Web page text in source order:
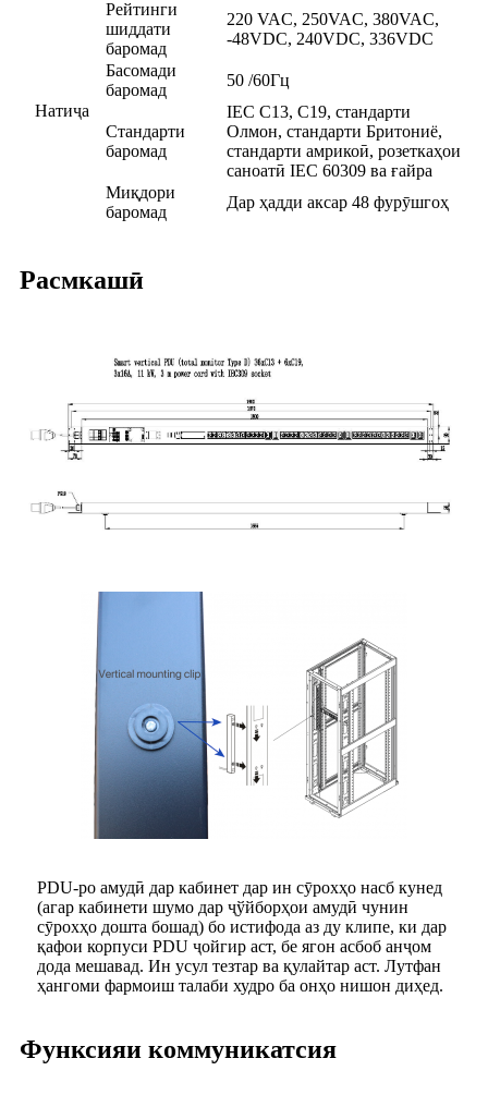
Натиҷа
Рейтинги
шиддати
баромад
220 VAC, 250VAC, 380VAC,
-48VDC, 240VDC, 336VDC
Басомади
баромад
50 /60Гц
Стандарти
баромад
IEC C13, C19, стандарти
Олмон, стандарти Бритониё,
стандарти амрикоӣ, розеткаҳои
саноатӣ IEC 60309 ва ғайра
Миқдори
баромад
Дар ҳадди аксар 48 фурӯшгоҳ
Расмкашӣ
PDU-ро амудӣ дар кабинет дар ин сӯрохҳо насб кунед
(агар кабинети шумо дар ҷўйборҳои амудӣ чунин
сӯрохҳо дошта бошад) бо истифода аз ду клипе, ки дар
қафои корпуси PDU ҷойгир аст, бе ягон асбоб анҷом
дода мешавад. Ин усул тезтар ва қулайтар аст. Лутфан
ҳангоми фармоиш талаби худро ба онҳо нишон диҳед.
Функсияи коммуникатсия